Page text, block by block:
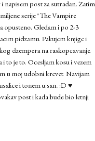
napisem post za sutradan. Zatim
serije "The Vampire
opusteno. Gledam i po 2-3
pidzamu. Pakujem knjige i
dzempera na raskopcavanje.
to je to. Ocesljam kosu i vezem
u moj udobni krevet. Navijam
i tonem u san. :D ♥
post i kada bude bio letnji